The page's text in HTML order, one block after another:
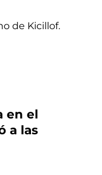
en el
a las